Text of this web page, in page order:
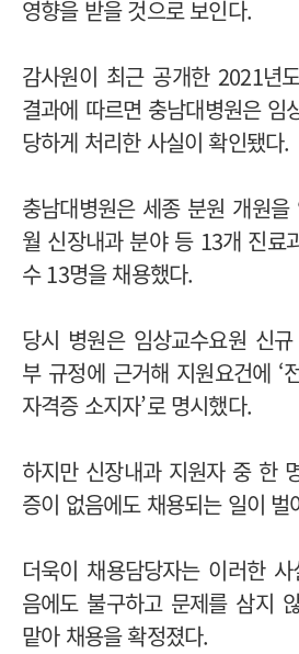
영향을 받을 것으로 보인다.
감사원이 최근 공개한 2021년
결과에 따르면 충남대병원은 임
당하게 처리한 사실이 확인됐다.
충남대병원은 세종 분원 개원
월 신장내과 분야 등 13개 진료
수 13명을 채용했다.
당시 병원은 임상교수요원 신
부 규정에 근거해 지원요건에 ‘
자격증 소지자’로 명시했다.
하지만 신장내과 지원자 중 한
증이 없음에도 채용되는 일이 벌
더욱이 채용담당자는 이러한
음에도 불구하고 문제를 삼지
맡아 채용을 확정졌다.